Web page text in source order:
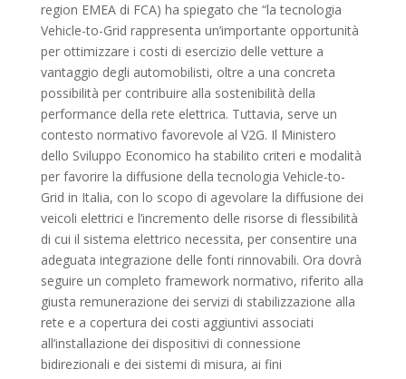
region EMEA di FCA) ha spiegato che “la tecnologia
Vehicle-to-Grid rappresenta un’importante opportunità
per ottimizzare i costi di esercizio delle vetture a
vantaggio degli automobilisti, oltre a una concreta
possibilità per contribuire alla sostenibilità della
performance della rete elettrica. Tuttavia, serve un
contesto normativo favorevole al V2G. Il Ministero
dello Sviluppo Economico ha stabilito criteri e modalità
per favorire la diffusione della tecnologia Vehicle-to-
Grid in Italia, con lo scopo di agevolare la diffusione dei
veicoli elettrici e l’incremento delle risorse di flessibilità
di cui il sistema elettrico necessita, per consentire una
adeguata integrazione delle fonti rinnovabili. Ora dovrà
seguire un completo framework normativo, riferito alla
giusta remunerazione dei servizi di stabilizzazione alla
rete e a copertura dei costi aggiuntivi associati
all’installazione dei dispositivi di connessione
bidirezionali e dei sistemi di misura, ai fini